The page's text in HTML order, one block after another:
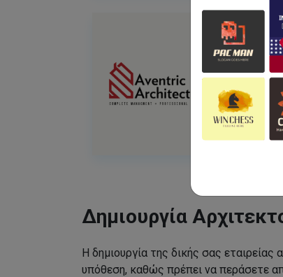
Δημιουργία
Η δημιουργία της δικής σας εταιρείας
υπόθεση, καθώς πρέπει να περάσετε